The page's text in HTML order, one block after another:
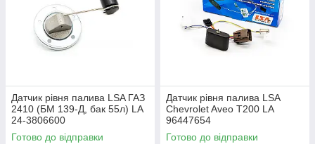
Датчик рівня палива LSA ГАЗ
2410 (БМ 139-Д, бак 55л) LA
24-3806600
Готово до відправки
Датчик рівня палива LSA
Chevrolet Aveo T200 LA
96447654
Готово до відправки